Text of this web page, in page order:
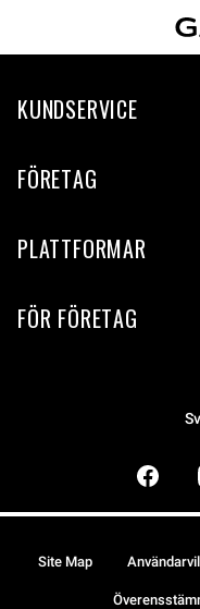
KUNDSERVICE
FÖRETAG
PLATTFORMAR
FÖR FÖRETAG
Site Map